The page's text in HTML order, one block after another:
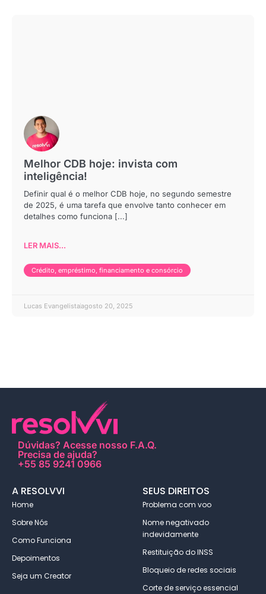
Melhor CDB hoje: invista com
inteligência!
Definir qual é o melhor CDB hoje, no segundo semestre
de 2025, é uma tarefa que envolve tanto conhecer em
detalhes como funciona [...]
LER MAIS...
Crédito, empréstimo, financiamento e consórcio
Lucas Evangelistaagosto 20, 2025
Dúvidas? Acesse nosso F.A.Q.
Precisa de ajuda?
+55 85 9241 0966
A RESOLVVI
Home
Sobre Nós
Como Funciona
Depoimentos
Seja um Creator
SEUS DIREITOS
Problema com voo
Nome negativado
indevidamente
Restituição do INSS
Bloqueio de redes sociais
Corte de serviço essencial